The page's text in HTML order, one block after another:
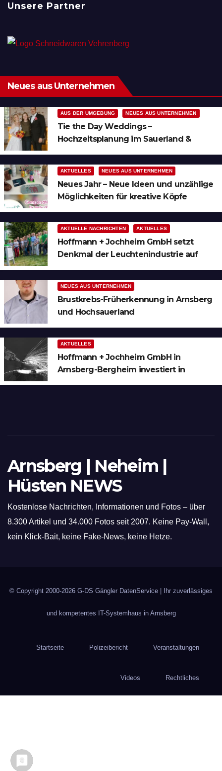
Unsere Partner
Neues aus Unternehmen
AUS DER UMGEBUNG NEUES AUS UNTERNEHMEN
Tie the Day Weddings –
Hochzeitsplanung im Sauerland &
AKTUELLES NEUES AUS UNTERNEHMEN
Neues Jahr – Neue Ideen und unzählige
Möglichkeiten für kreative Köpfe
AKTUELLE NACHRICHTEN AKTUELLES
Hoffmann + Jochheim GmbH setzt
Denkmal der Leuchtenindustrie auf
NEUES AUS UNTERNEHMEN
Brustkrebs-Früherkennung in Arnsberg
und Hochsauerland
AKTUELLES
Hoffmann + Jochheim GmbH in
Arnsberg-Bergheim investiert in
Arnsberg | Neheim |
Hüsten NEWS
Kostenlose Nachrichten, Informationen und Fotos – über
8.300 Artikel und 34.000 Fotos seit 2007. Keine Pay-Wall,
kein Klick-Bait, keine Fake-News, keine Hetze.
© Copyright 2000-2026 G-DS Gängler DatenService | Ihr zuverlässiges
und kompetentes IT-Systemhaus in Arnsberg
Startseite Polizeibericht Veranstaltungen
Videos Rechtliches